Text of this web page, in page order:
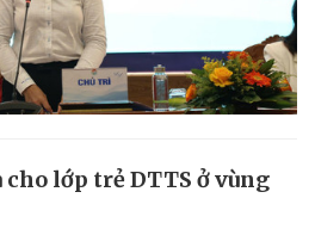
lớp trẻ DTTS ở vùng